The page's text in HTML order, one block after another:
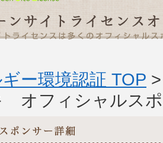
ー環境認証 TOP
オフィシャルス